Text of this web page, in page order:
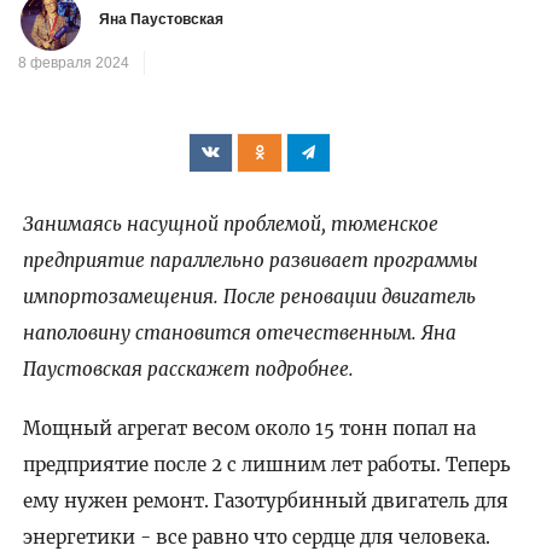
Яна Паустовская
8 февраля 2024
Занимаясь насущной проблемой, тюменское
предприятие параллельно развивает программы
импортозамещения. После реновации двигатель
наполовину становится отечественным. Яна
Паустовская расскажет подробнее.
Мощный агрегат весом около 15 тонн попал на
предприятие после 2 с лишним лет работы. Теперь
ему нужен ремонт. Газотурбинный двигатель для
энергетики - все равно что сердце для человека.